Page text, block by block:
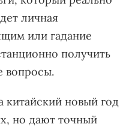
личная
или гадание
получить
вопросы.
китайский новый год
но дают точный